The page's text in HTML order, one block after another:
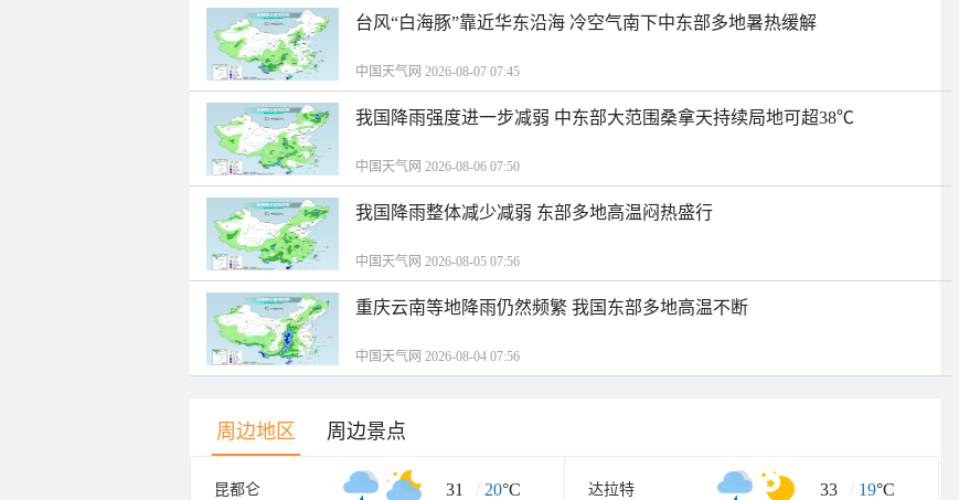
台风“白海豚”靠近华东沿海 冷空气南下中东部多地暑热缓解
中国天气网 2026-08-07 07:45
我国降雨强度进一步减弱 中东部大范围桑拿天持续局地可超38℃
中国天气网 2026-08-06 07:50
我国降雨整体减少减弱 东部多地高温闷热盛行
中国天气网 2026-08-05 07:56
重庆云南等地降雨仍然频繁 我国东部多地高温不断
中国天气网 2026-08-04 07:56
周边地区 周边景点
昆都仑 31 / 20°C 达拉特 33 / 19°C